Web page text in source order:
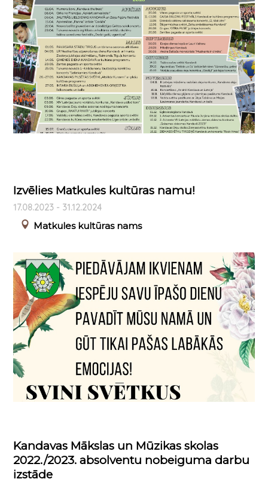
Izvēlies Matkules kultūras namu!
17.08.2023 - 31.12.2024
Matkules kultūras nams
Kandavas Mākslas un Mūzikas skolas
2022./2023. absolventu nobeiguma darbu
izstāde